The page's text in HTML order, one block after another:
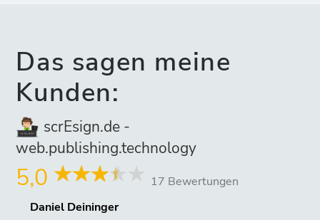
Das sagen meine
Kunden:
scrEsign.de -
web.publishing.technology
5,0
17 Bewertungen
Daniel Deininger